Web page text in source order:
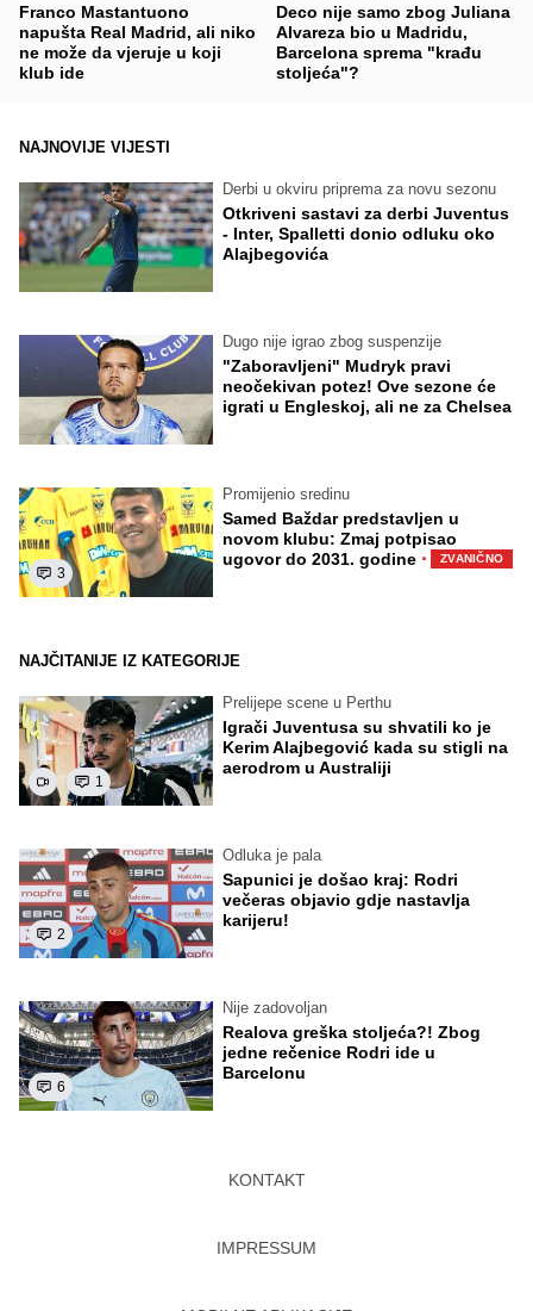
Franco Mastantuono
napušta Real Madrid, ali niko
ne može da vjeruje u koji
klub ide
Deco nije samo zbog Juliana
Alvareza bio u Madridu,
Barcelona sprema "krađu
stoljeća"?
NAJNOVIJE VIJESTI
Derbi u okviru priprema za novu sezonu
Otkriveni sastavi za derbi Juventus
- Inter, Spalletti donio odluku oko
Alajbegovića
Dugo nije igrao zbog suspenzije
"Zaboravljeni" Mudryk pravi
neočekivan potez! Ove sezone će
igrati u Engleskoj, ali ne za Chelsea
3
Promijenio sredinu
Samed Baždar predstavljen u
novom klubu: Zmaj potpisao
ugovor do 2031. godine · ZVANIČNO
NAJČITANIJE IZ KATEGORIJE
1
Prelijepe scene u Perthu
Igrači Juventusa su shvatili ko je
Kerim Alajbegović kada su stigli na
aerodrom u Australiji
2
Odluka je pala
Sapunici je došao kraj: Rodri
večeras objavio gdje nastavlja
karijeru!
6
Nije zadovoljan
Realova greška stoljeća?! Zbog
jedne rečenice Rodri ide u
Barcelonu
KONTAKT
IMPRESSUM